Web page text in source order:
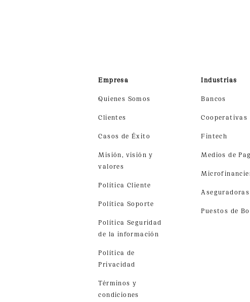
Empresa
Quienes Somos
Clientes
Casos de Éxito
Misión, visión y
valores
Política Cliente
Política Soporte
Política Seguridad
de la información
Política de
Privacidad
Términos y
condiciones
Industrias
Bancos
Cooperativas
Fintech
Medios de
Aseguradoras
Puestos de